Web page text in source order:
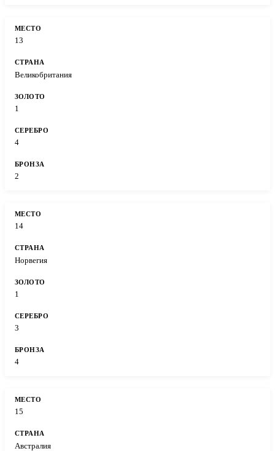
13
Великобритания
1
4
2
14
Норвегия
1
3
4
15
Австралия